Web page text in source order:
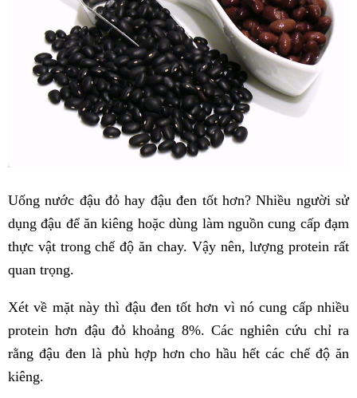
Uống nước đậu đỏ hay đậu đen tốt hơn? Nhiều người sử
dụng đậu để ăn kiêng hoặc dùng làm nguồn cung cấp đạm
thực vật trong chế độ ăn chay. Vậy nên, lượng protein rất
quan trọng.
Xét về mặt này thì đậu đen tốt hơn vì nó cung cấp nhiều
protein hơn đậu đỏ khoảng 8%. Các nghiên cứu chỉ ra
rằng đậu đen là phù hợp hơn cho hầu hết các chế độ ăn
kiêng.